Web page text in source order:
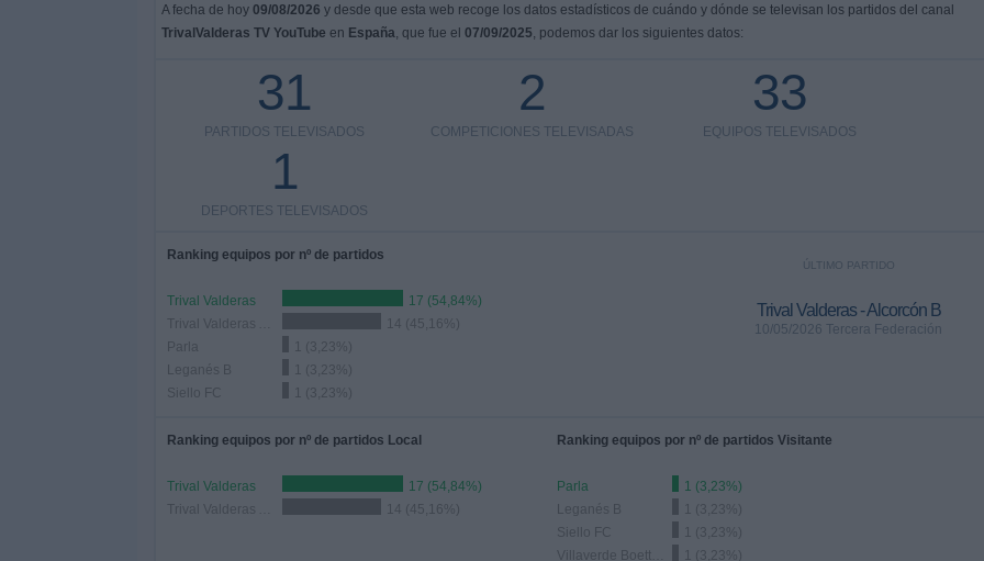
A fecha de hoy 09/08/2026 y desde que esta web recoge los datos estadísticos de cuándo y dónde se televisan los partidos del canal
TrivalValderas TV YouTube en España, que fue el 07/09/2025, podemos dar los siguientes datos:
31
PARTIDOS TELEVISADOS
2
COMPETICIONES TELEVISADAS
33
EQUIPOS TELEVISADOS
1
DEPORTES TELEVISADOS
Ranking equipos por nº de partidos
Trival Valderas
17 (54,84%)
14 (45,16%)
Parla
1 (3,23%)
Leganés B
1 (3,23%)
Siello FC
1 (3,23%)
ÚLTIMO PARTIDO
Trival Valderas - Alcorcón B
10/05/2026 Tercera Federación
Ranking equipos por nº de partidos Local
Trival Valderas
17 (54,84%)
14 (45,16%)
Ranking equipos por nº de partidos Visitante
Parla
1 (3,23%)
Leganés B
1 (3,23%)
Siello FC
1 (3,23%)
1 (3,23%)